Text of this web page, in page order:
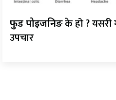
फुड पोइजनिङके हो ? यसरी
उपचार